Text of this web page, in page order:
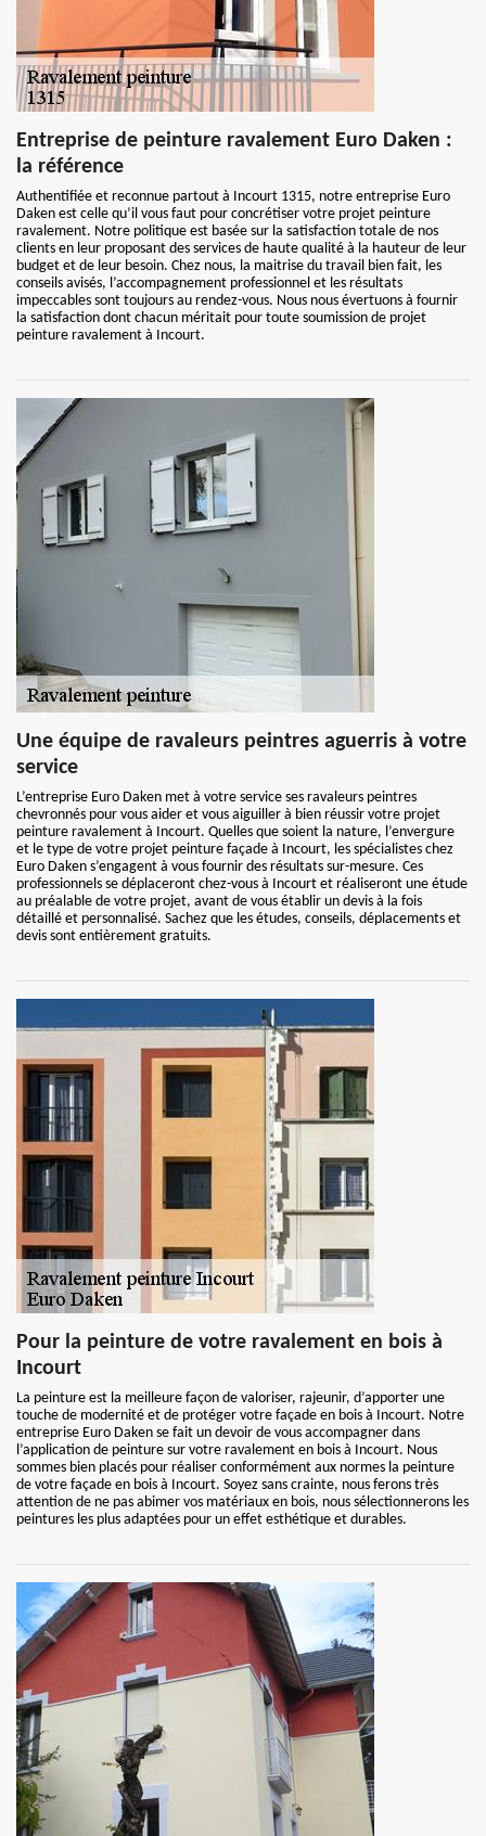
Entreprise de peinture ravalement Euro Daken :
la référence
Authentifiée et reconnue partout à Incourt 1315, notre entreprise Euro
Daken est celle qu’il vous faut pour concrétiser votre projet peinture
ravalement. Notre politique est basée sur la satisfaction totale de nos
clients en leur proposant des services de haute qualité à la hauteur de leur
budget et de leur besoin. Chez nous, la maitrise du travail bien fait, les
conseils avisés, l’accompagnement professionnel et les résultats
impeccables sont toujours au rendez-vous. Nous nous évertuons à fournir
la satisfaction dont chacun méritait pour toute soumission de projet
peinture ravalement à Incourt.
Une équipe de ravaleurs peintres aguerris à votre
service
L’entreprise Euro Daken met à votre service ses ravaleurs peintres
chevronnés pour vous aider et vous aiguiller à bien réussir votre projet
peinture ravalement à Incourt. Quelles que soient la nature, l’envergure
et le type de votre projet peinture façade à Incourt, les spécialistes chez
Euro Daken s’engagent à vous fournir des résultats sur-mesure. Ces
professionnels se déplaceront chez-vous à Incourt et réaliseront une étude
au préalable de votre projet, avant de vous établir un devis à la fois
détaillé et personnalisé. Sachez que les études, conseils, déplacements et
devis sont entièrement gratuits.
Pour la peinture de votre ravalement en bois à
Incourt
La peinture est la meilleure façon de valoriser, rajeunir, d’apporter une
touche de modernité et de protéger votre façade en bois à Incourt. Notre
entreprise Euro Daken se fait un devoir de vous accompagner dans
l’application de peinture sur votre ravalement en bois à Incourt. Nous
sommes bien placés pour réaliser conformément aux normes la peinture
de votre façade en bois à Incourt. Soyez sans crainte, nous ferons très
attention de ne pas abimer vos matériaux en bois, nous sélectionnerons les
peintures les plus adaptées pour un effet esthétique et durables.